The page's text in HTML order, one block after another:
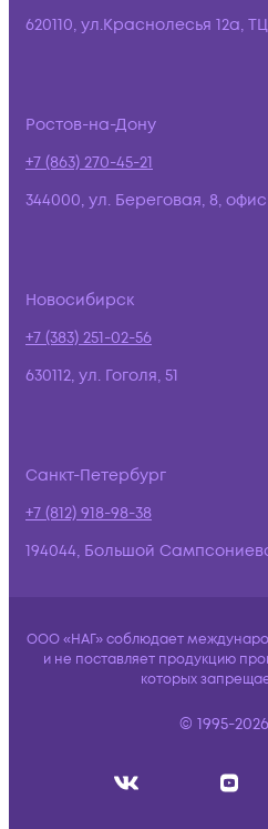
620110, ул.Краснолесья 12а,
Ростов-на-Дону
+7 (863) 270-45-21
344000, ул. Береговая, 8,
Новосибирск
+7 (383) 251-02-56
630112, ул. Гоголя, 51
Санкт-Петербург
+7 (812) 918-98-38
194044, Большой
ООО «НАГ» соблюдает
и не поставляет продукцию
которых
© 1995-